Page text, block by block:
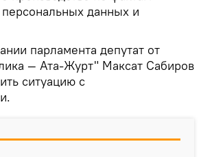
данных и
парламента депутат от
— Ата-Журт" Максат Сабиров
ситуацию с